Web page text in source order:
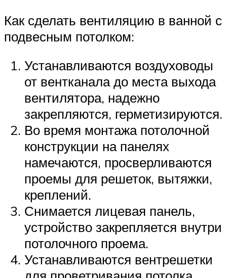
Как сделать вентиляцию в ванной с
подвесным потолком:
Устанавливаются воздуховоды
от вентканала до места выхода
вентилятора, надежно
закрепляются, герметизируются.
Во время монтажа потолочной
конструкции на панелях
намечаются, просверливаются
проемы для решеток, вытяжки,
креплений.
Снимается лицевая панель,
устройство закрепляется внутри
потолочного проема.
Устанавливаются вентрешетки